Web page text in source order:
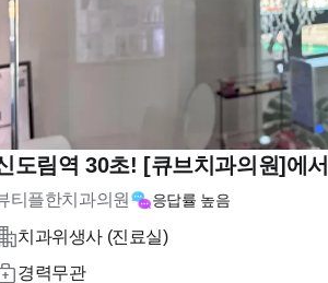
도림역 30초! [큐브치과의원]에
티플한치과의원 응답률 높음
치과위생사 (진료실)
경력무관